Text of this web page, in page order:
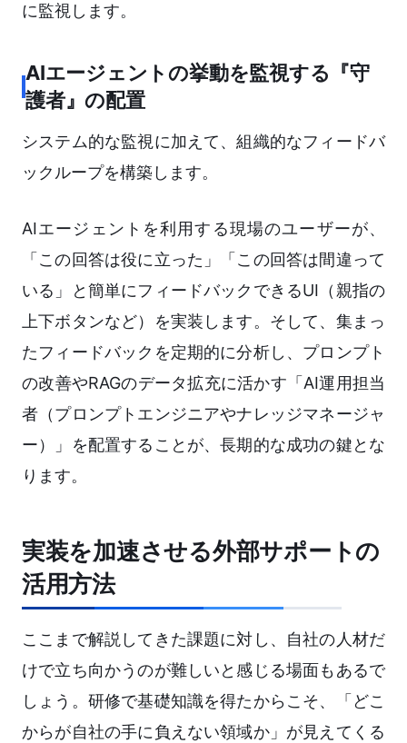
に監視します。
AIエージェントの挙動を監視する『守
護者』の配置
システム的な監視に加えて、組織的なフィードバ
ックループを構築します。
AIエージェントを利用する現場のユーザーが、
「この回答は役に立った」「この回答は間違って
いる」と簡単にフィードバックできるUI（親指の
上下ボタンなど）を実装します。そして、集まっ
たフィードバックを定期的に分析し、プロンプト
の改善やRAGのデータ拡充に活かす「AI運用担当
者（プロンプトエンジニアやナレッジマネージャ
ー）」を配置することが、長期的な成功の鍵とな
ります。
実装を加速させる外部サポートの
活用方法
ここまで解説してきた課題に対し、自社の人材だ
けで立ち向かうのが難しいと感じる場面もあるで
しょう。研修で基礎知識を得たからこそ、「どこ
からが自社の手に負えない領域か」が見えてくる